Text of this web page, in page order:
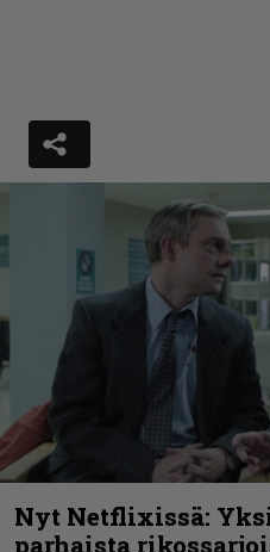
Nyt Netflixissä:
parhaista